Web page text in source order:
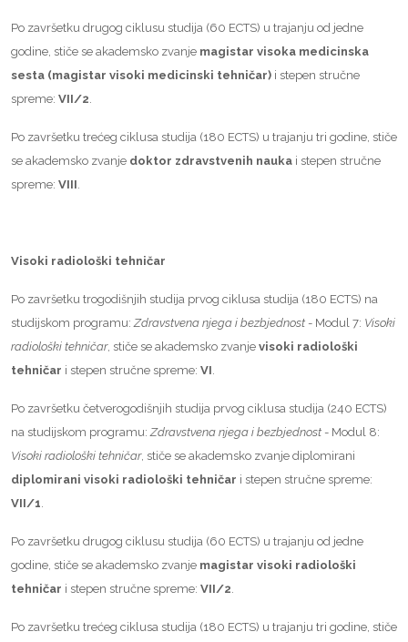
Po završetku drugog ciklusu studija (60 ECTS) u trajanju od jedne
godine, stiče se akademsko zvanje magistar visoka medicinska
sesta (magistar visoki medicinski tehničar) i stepen stručne
spreme: VII/2
Po završetku trećeg ciklusa studija (180 ECTS) u trajanju tri godine, stiče
se akademsko zvanje doktor zdravstvenih nauka i stepen stručne
spreme: VIII
Visoki radiološki tehničar
Po završetku trogodišnjih studija prvog ciklusa studija (180 ECTS) na
studijskom programu: Zdravstvena njega i bezbjednost - Modul 7: Visoki
radiološki tehničar, stiče se akademsko zvanje visoki radiološki
tehničar i stepen stručne spreme: VI
Po završetku četverogodišnjih studija prvog ciklusa studija (240 ECTS)
na studijskom programu: Zdravstvena njega i bezbjednost - Modul 8:
Visoki radiološki tehničar, stiče se akademsko zvanje diplomirani
diplomirani visoki radiološki tehničar i stepen stručne spreme:
VII/1
Po završetku drugog ciklusu studija (60 ECTS) u trajanju od jedne
godine, stiče se akademsko zvanje magistar visoki radiološki
tehničar i stepen stručne spreme: VII/2
Po završetku trećeg ciklusa studija (180 ECTS) u trajanju tri godine, stiče